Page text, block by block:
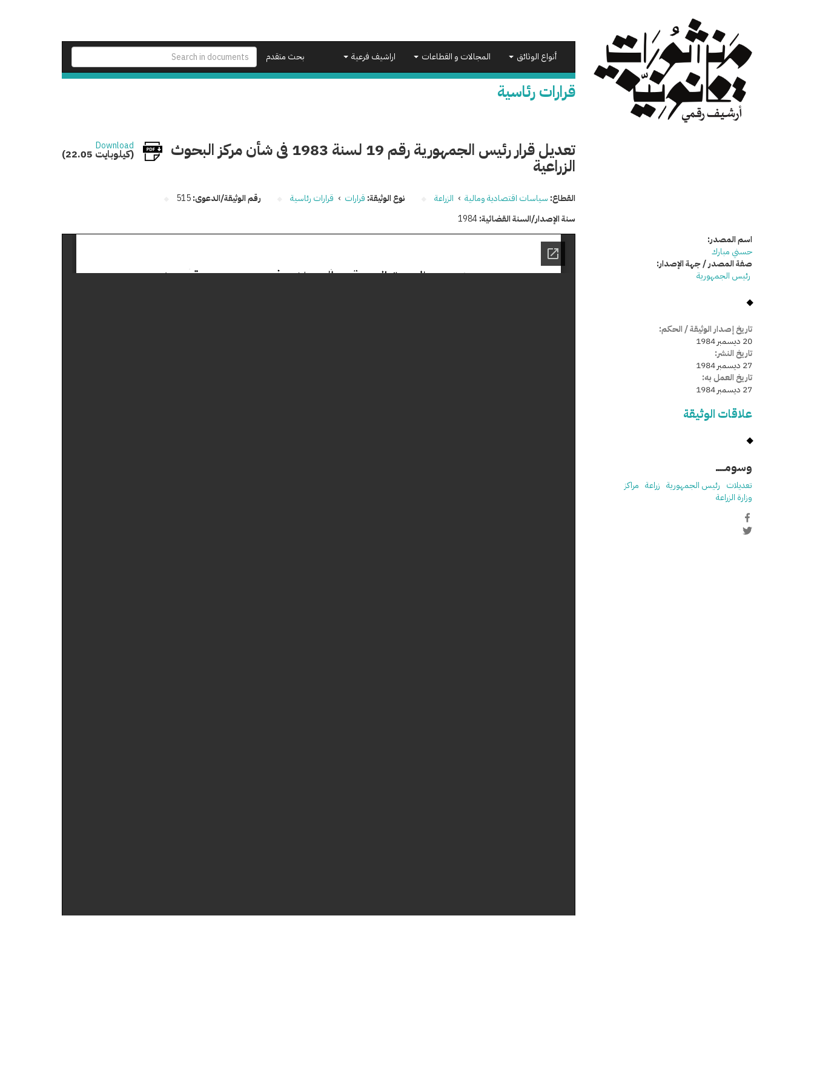
بحث متقدم
أنواع الوثائق المجالات و القطاعات اراشيف فرعية
قرارات رئاسية
تعديل قرار رئيس الجمهورية رقم 19 لسنة 1983 فى شأن مركز البحوث
الزراعية
Download
(22.05 كيلوبايت)
القطاع: سياسات اقتصادية ومالية › الزراعة نوع الوثيقة: قرارات › قرارات رئاسية رقم الوثيقة/الدعوى:515
سنة الإصدار/السنة القضائية:1984
اسم المصدر:
حسني مبارك
صفة المصدر / جهة الإصدار:
رئيس الجمهورية
تاريخ إصدار الوثيقة / الحكم:
20 ديسمبر 1984
تاريخ النشر:
27 ديسمبر 1984
تاريخ العمل به:
27 ديسمبر 1984
علاقات الوثيقة
وسومـــــ
تعديلات رئيس الجمهورية زراعة مراكز
وزارة الزراعة